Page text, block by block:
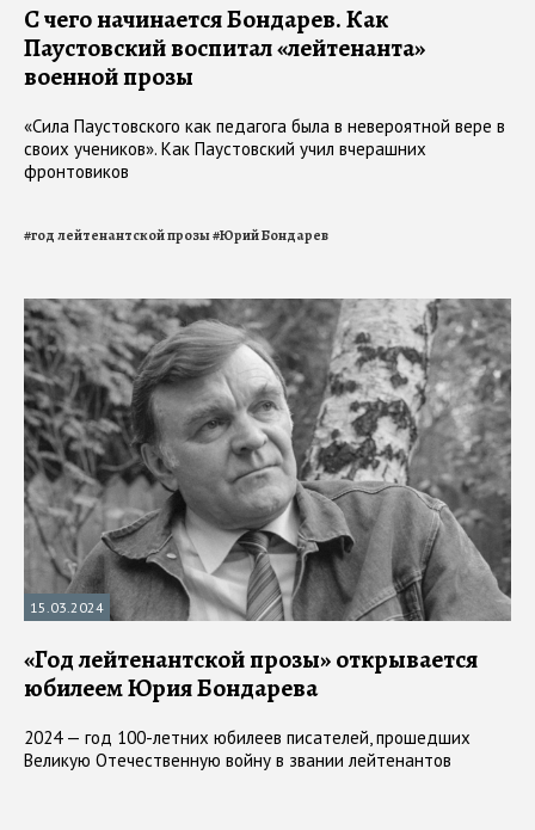
С чего начинается Бондарев. Как
Паустовский воспитал «лейтенанта»
военной прозы
«Сила Паустовского как педагога была в невероятной вере в
своих учеников». Как Паустовский учил вчерашних
фронтовиков
#год лейтенантской прозы#Юрий Бондарев
15.03.2024
«Год лейтенантской прозы» открывается
юбилеем Юрия Бондарева
2024 — год 100-летних юбилеев писателей, прошедших
Великую Отечественную войну в звании лейтенантов